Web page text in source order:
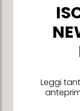
Leggi